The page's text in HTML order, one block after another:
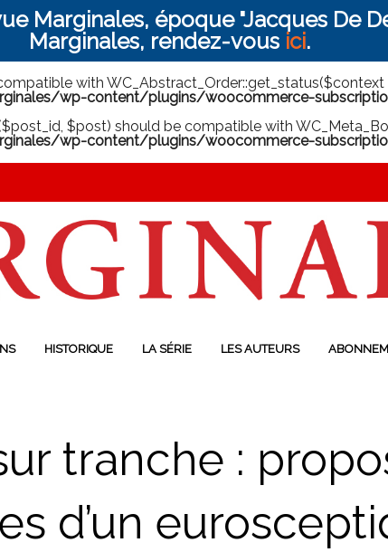
Marginales, époque "Jacques De
Marginales, rendez-vous ici.
with WC_Abstract_Order::get_status($context
wp-content/plugins/woocommerce-
$post) should be compatible with
wp-content/plugins/woocommerce-
HISTORIQUE LA SÉRIE LES AUTEURS
tranche :
d’un